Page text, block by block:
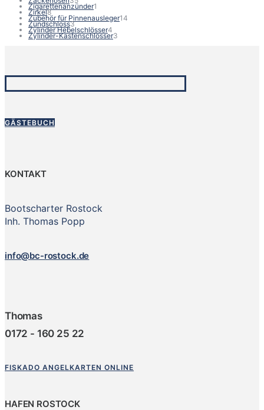
Produkte
Zigarettenanzünder1
Zirkel88
Produkte
Zubehör für Pinnenausleger14
Zündschloss33
Produkte
Zylinder Hebelschlösser4
Produkte
Zylinder-Kastenschlösser3
GÄSTEBUCH
KONTAKT
Bootscharter Rostock
Inh. Thomas Popp
info@bc-rostock.de
Thomas
0172 - 160 25 22
FISKADO ANGELKARTEN ONLINE
HAFEN ROSTOCK